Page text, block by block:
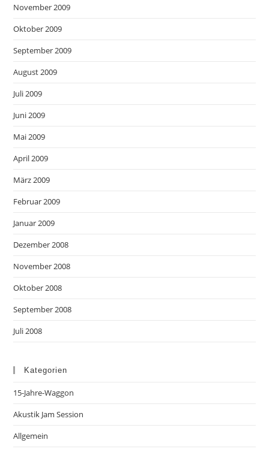
November 2009
Oktober 2009
September 2009
August 2009
Juli 2009
Juni 2009
Mai 2009
April 2009
März 2009
Februar 2009
Januar 2009
Dezember 2008
November 2008
Oktober 2008
September 2008
Juli 2008
Kategorien
15-Jahre-Waggon
Akustik Jam Session
Allgemein